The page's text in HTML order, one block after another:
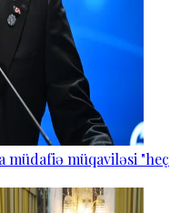
müdafiə müqaviləsi "heç